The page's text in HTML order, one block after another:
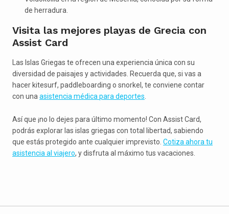
de herradura.
Visita las mejores playas de Grecia con
Assist Card
Las Islas Griegas te ofrecen una experiencia única con su
diversidad de paisajes y actividades. Recuerda que, si vas a
hacer kitesurf, paddleboarding o snorkel, te conviene contar
con unaasistencia médica para deportes.
Así que ¡no lo dejes para último momento! Con Assist Card,
podrás explorar las islas griegas con total libertad, sabiendo
que estás protegido ante cualquier imprevisto. Cotiza ahora tu
asistencia al viajero, y disfruta al máximo tus vacaciones.